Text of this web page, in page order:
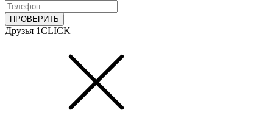
ПРОВЕРИТЬ
Друзья 1CLICK